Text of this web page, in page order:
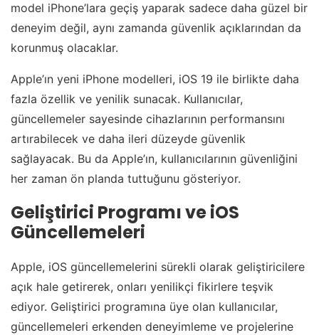
model iPhone’lara geçiş yaparak sadece daha güzel bir
deneyim değil, aynı zamanda güvenlik açıklarından da
korunmuş olacaklar.
Apple’ın yeni iPhone modelleri, iOS 19 ile birlikte daha
fazla özellik ve yenilik sunacak. Kullanıcılar,
güncellemeler sayesinde cihazlarının performansını
artırabilecek ve daha ileri düzeyde güvenlik
sağlayacak. Bu da Apple’ın, kullanıcılarının güvenliğini
her zaman ön planda tuttuğunu gösteriyor.
Geliştirici Programı ve iOS
Güncellemeleri
Apple, iOS güncellemelerini sürekli olarak geliştiricilere
açık hale getirerek, onları yenilikçi fikirlere teşvik
ediyor. Geliştirici programına üye olan kullanıcılar,
güncellemeleri erkenden deneyimleme ve projelerine